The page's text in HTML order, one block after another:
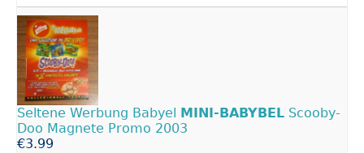
Seltene Werbung Babyel MINI-BABYBEL Scooby-
Doo Magnete Promo 2003
€3.99